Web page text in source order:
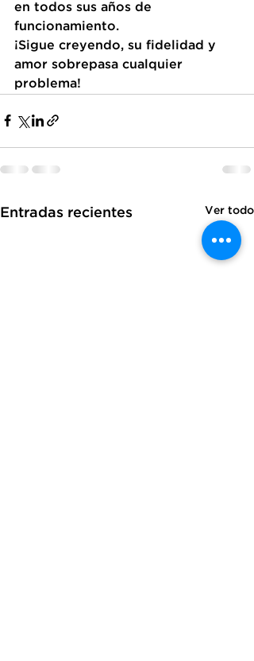
en todos sus años de
funcionamiento.
¡Sigue creyendo, su fidelidad y
amor sobrepasa cualquier
problema!
Entradas recientes Ver todo